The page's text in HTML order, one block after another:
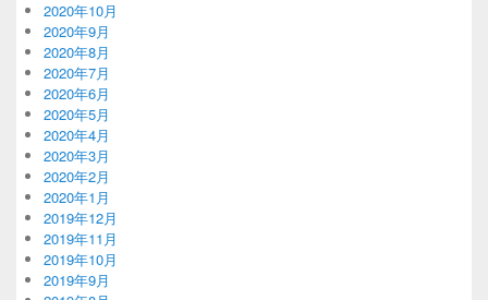
2020年10月
2020年9月
2020年8月
2020年7月
2020年6月
2020年5月
2020年4月
2020年3月
2020年2月
2020年1月
2019年12月
2019年11月
2019年10月
2019年9月